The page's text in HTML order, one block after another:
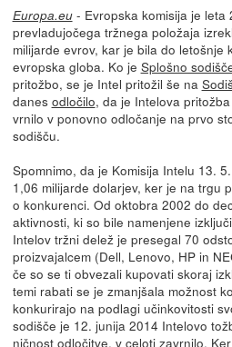
Europa.eu- Evropska komisija je leta
prevladujočega tržnega položaja
milijarde evrov, kar je bila do letošnje
evropska globa. Ko je Splošno
pritožbo, se je Intel pritožil še na
danes odločilo, da je Intelova
vrnilo v ponovno odločanje na prvo
sodišču.
Spomnimo, da je Komisija Intelu 13.
1,06 milijarde dolarjev, ker je na trgu
o konkurenci. Od oktobra 2002 do
aktivnosti, ki so bile namenjene
Intelov tržni delež je presegal 70
proizvajalcem (Dell, Lenovo, HP in
če so se ti obvezali kupovati skoraj
temi rabati se je zmanjšala možnost
konkurirajo na podlagi učinkovitosti
sodišče je 12. junija 2014 Intelovo
ničnost odločitve, v celoti zavrnilo.